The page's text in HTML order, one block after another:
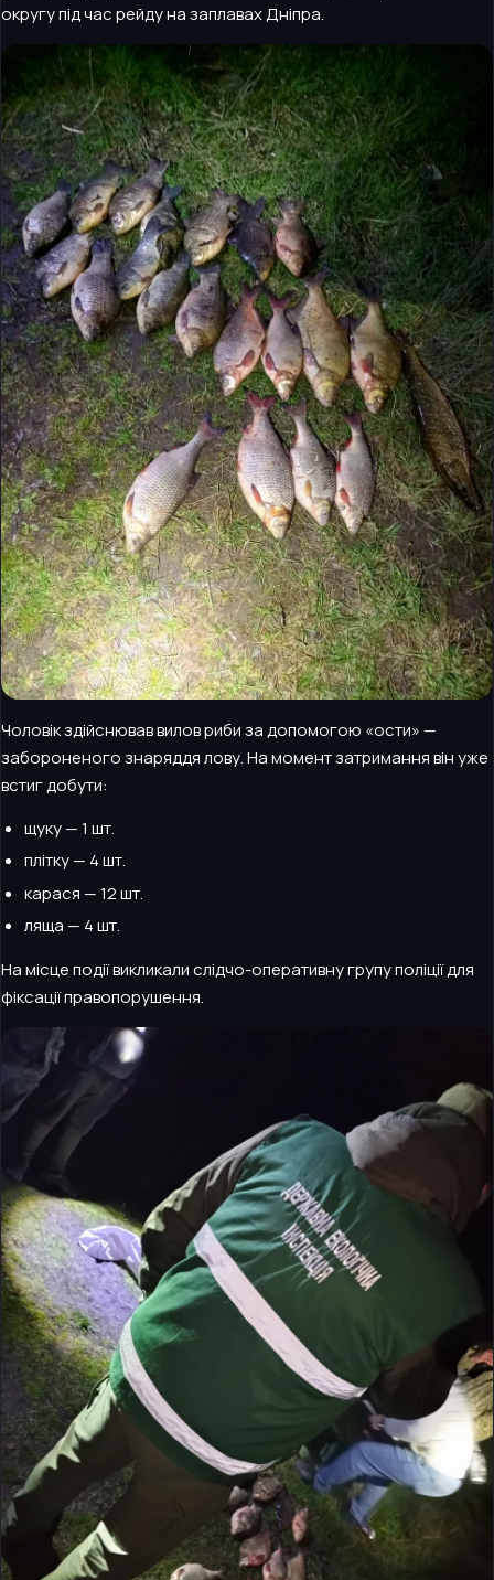
округу під час рейду на заплавах Дніпра.
Чоловік здійснював вилов риби за допомогою «ости» —
забороненого знаряддя лову. На момент затримання він уже
встиг добути:
щуку — 1 шт.
плітку — 4 шт.
карася — 12 шт.
ляща — 4 шт.
На місце події викликали слідчо-оперативну групу поліції для
фіксації правопорушення.